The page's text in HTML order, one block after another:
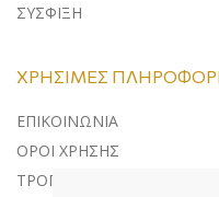
ΣΥΣΦΙΞΗ
ΧΡΉΣΙΜΕΣ
ΕΠΙΚΟΙΝΩΝΊΑ
ΌΡΟΙ ΧΡΉΣΗΣ
ΤΡΌΠΟΙ ΠΛΗΡΩΜΉΣ